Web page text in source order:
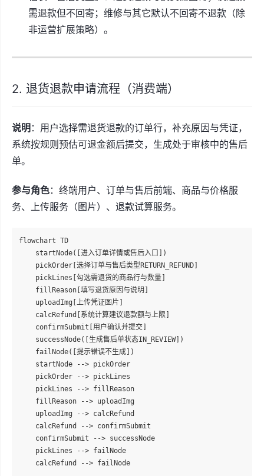
需退款但不回寄；维修与其它默认不回寄不退款（除
非运营扩展策略）。
2. 退货退款申请流程（消费端）
说明：用户选择需退货退款的订单行，补充原因与凭证，
系统按规则预估可退金额后提交，生成处于审核中的售后
单。
参与角色：终端用户、订单与售后前端、商品与价格服
务、上传服务（图片）、退款试算服务。
flowchart TD
    startNode([进入订单详情或售后入口])
    pickOrder[选择订单与售后类型RETURN_REFUND]
    pickLines[勾选需退货的商品行与数量]
    fillReason[填写退货原因与说明]
    uploadImg[上传凭证图片]
    calcRefund[系统计算建议退款额与上限]
    confirmSubmit[用户确认并提交]
    successNode([生成售后单状态IN_REVIEW])
    failNode([提示错误不生成])
    startNode --> pickOrder
    pickOrder --> pickLines
    pickLines --> fillReason
    fillReason --> uploadImg
    uploadImg --> calcRefund
    calcRefund --> confirmSubmit
    confirmSubmit --> successNode
    pickLines --> failNode